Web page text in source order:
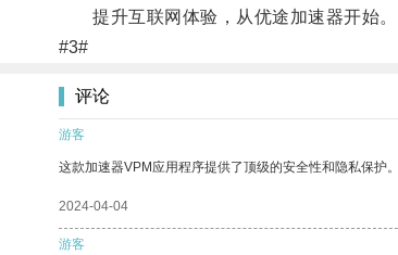
提升互联网体验，从优途加速器开始。
#3#
评论
游客
这款加速器VPM应用程序提供了顶级的安全性和隐私保护。
2024-04-04
游客